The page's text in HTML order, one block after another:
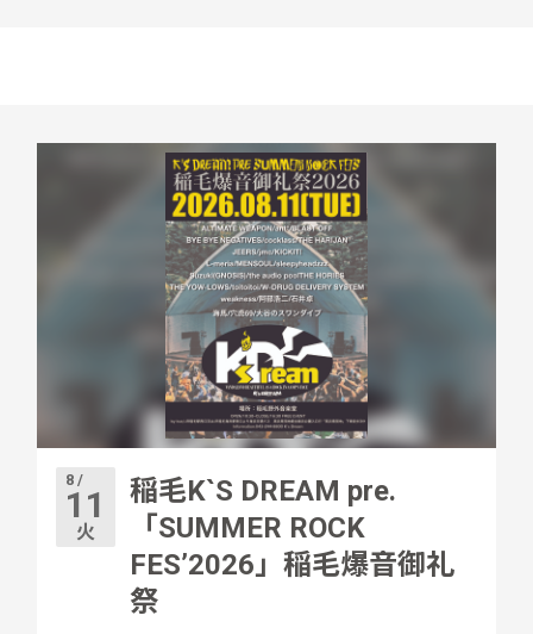
8 /
11
火
稲毛K`S DREAM pre.
「SUMMER ROCK
FES’2026」稲毛爆音御礼
祭